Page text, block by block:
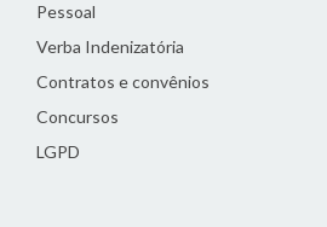
Pessoal
Verba Indenizatória
Contratos e convênios
Concursos
LGPD